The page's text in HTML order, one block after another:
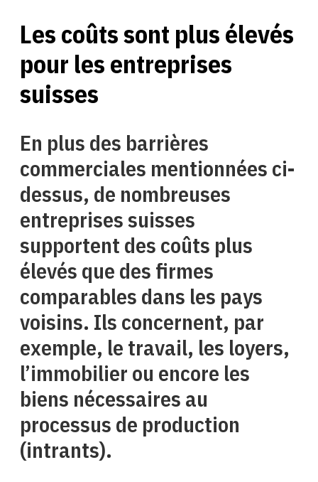
Les coûts sont plus élevés
pour les entreprises
suisses
En plus des barrières
commerciales mentionnées ci-
dessus, de nombreuses
entreprises suisses
supportent des coûts plus
élevés que des firmes
comparables dans les pays
voisins. Ils concernent, par
exemple, le travail, les loyers,
l’immobilier ou encore les
biens nécessaires au
processus de production
(intrants).